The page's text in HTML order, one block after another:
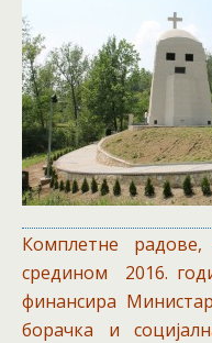
Комплетне
средином 2016.
финансира
борачка и